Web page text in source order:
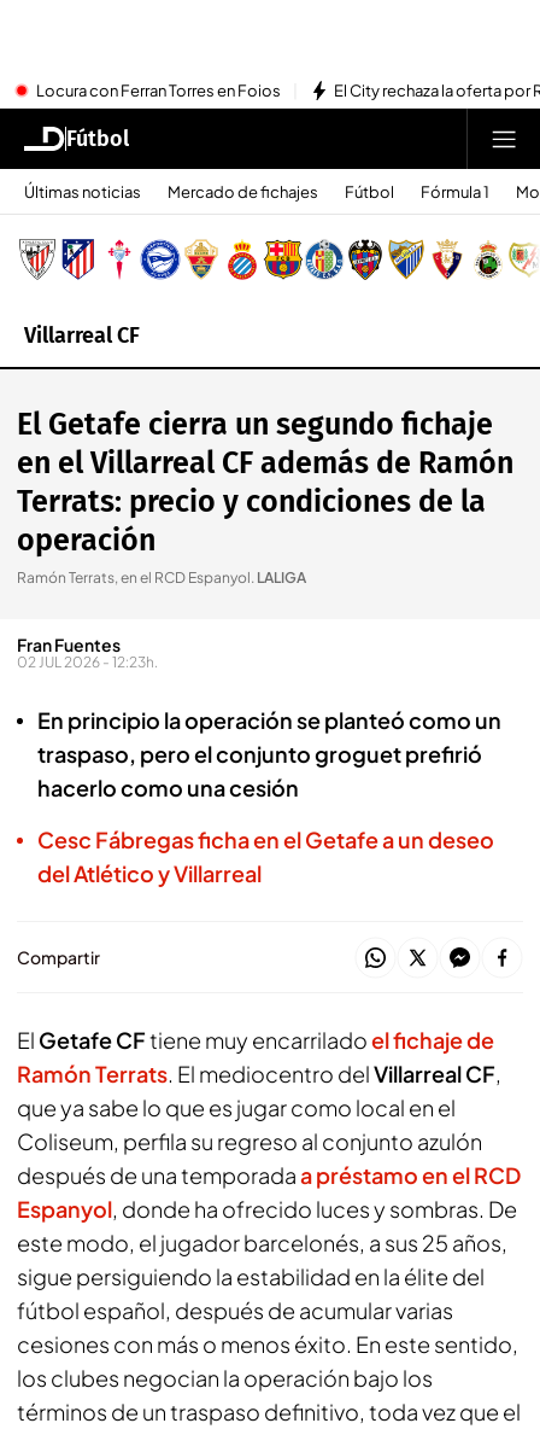
Locura con Ferran Torres en Foios El City rechaza la oferta por
Fútbol
Últimas noticias Mercado de fichajes Fútbol Fórmula 1
Villarreal CF
El Getafe cierra un segundo fichaje
en el Villarreal CF además de Ramón
Terrats: precio y condiciones de la
operación
Ramón Terrats, en el RCD Espanyol. LALIGA
Fran Fuentes
02 JUL 2026 - 12:23h.
En principio la operación se planteó como un
traspaso, pero el conjunto groguet prefirió
hacerlo como una cesión
Cesc Fábregas ficha en el Getafe a un deseo
del Atlético y Villarreal
Compartir
El Getafe CFtiene muy encarriladoel fichaje de
Ramón Terrats. El mediocentro delVillarreal CF,
que ya sabe lo que es jugar como local en el
Coliseum, perfila su regreso al conjunto azulón
después de una temporadaa préstamo en elRCD
Espanyol, donde ha ofrecido luces y sombras. De
este modo, el jugador barcelonés, a sus 25 años,
sigue persiguiendo la estabilidad en la élite del
fútbol español, después de acumular varias
cesiones con más o menos éxito. En este sentido,
los clubes negocian la operación bajo los
términos de un traspaso definitivo, toda vez que el